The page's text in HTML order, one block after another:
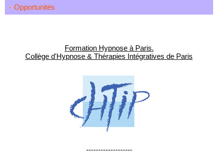
Opportunités
Formation Hypnose à Paris.
Collège d'Hypnose & Thérapies Intégratives de Paris
-------------------